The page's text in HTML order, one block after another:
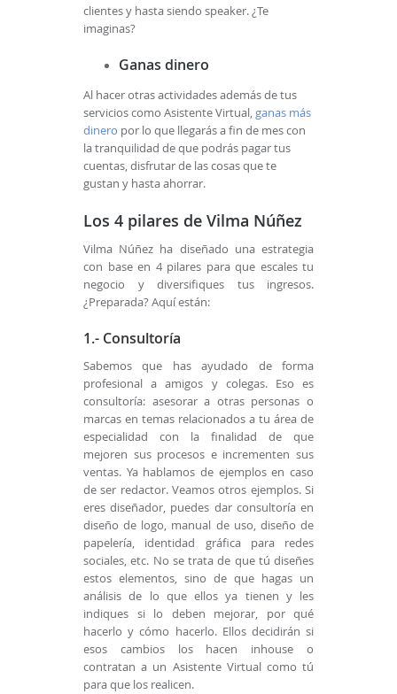
clientes y hasta siendo speaker. ¿Te
imaginas?
Ganas dinero
Al hacer otras actividades además de tus
servicios como Asistente Virtual,ganas más
dinero por lo que llegarás a fin de mes con
la tranquilidad de que podrás pagar tus
cuentas, disfrutar de las cosas que te
gustan y hasta ahorrar.
Los 4 pilares de Vilma Núñez
Vilma Núñez ha diseñado una estrategia
con base en 4 pilares para que escales tu
negocio y diversifiques tus ingresos.
¿Preparada? Aquí están:
1.- Consultoría
Sabemos que has ayudado de forma
profesional a amigos y colegas. Eso es
consultoría: asesorar a otras personas o
marcas en temas relacionados a tu área de
especialidad con la finalidad de que
mejoren sus procesos e incrementen sus
ventas. Ya hablamos de ejemplos en caso
de ser redactor. Veamos otros ejemplos. Si
eres diseñador, puedes dar consultoría en
diseño de logo, manual de uso, diseño de
papelería, identidad gráfica para redes
sociales, etc. No se trata de que tú diseñes
estos elementos, sino de que hagas un
análisis de lo que ellos ya tienen y les
indiques si lo deben mejorar, por qué
hacerlo y cómo hacerlo. Ellos decidirán si
esos cambios los hacen inhouse o
contratan a un Asistente Virtual como tú
para que los realicen.